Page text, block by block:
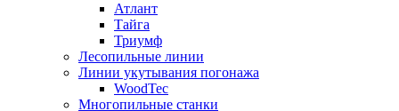
Атлант
Тайга
Триумф
Лесопильные линии
Линии укутывания погонажа
WoodTec
Многопильные станки